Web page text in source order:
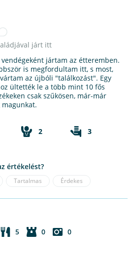
járt itt
jártam az étteremben.
is megfordultam itt, s most,
az újbóli "találkozást". Egy
ültették le a több mint 10 fős
csak szűkösen, már-már
2
3
értékelést?
Tartalmas Érdekes
5 0 0